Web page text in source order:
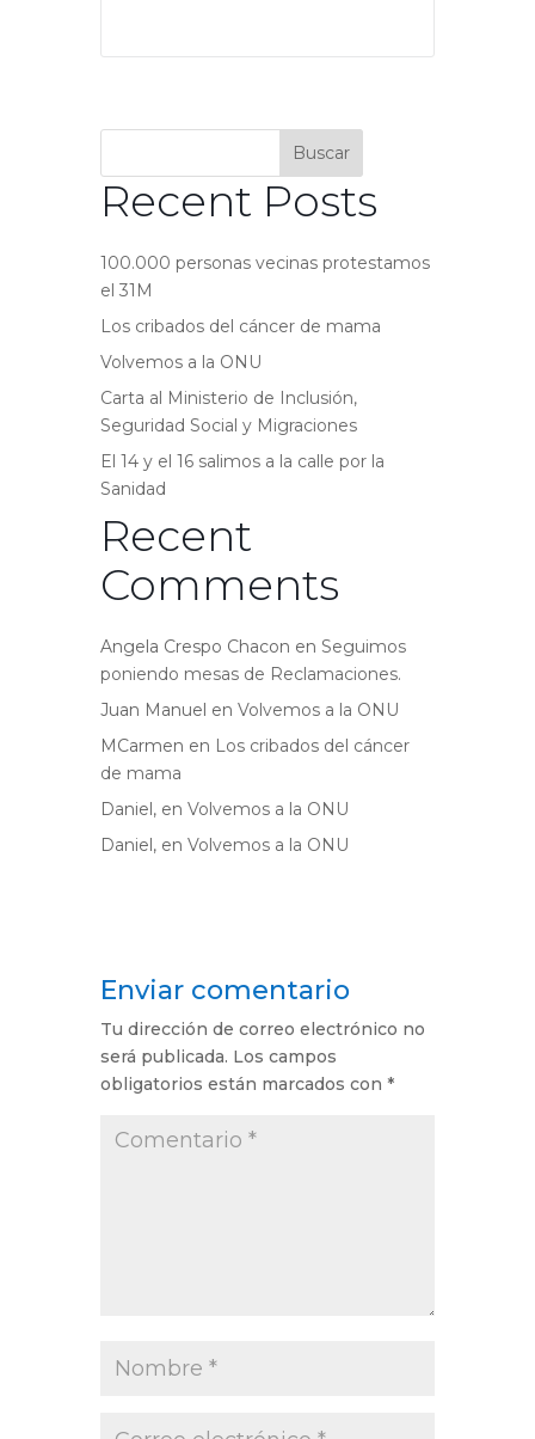
Buscar
Recent Posts
100.000 personas vecinas protestamos
el 31M
Los cribados del cáncer de mama
Volvemos a la ONU
Carta al Ministerio de Inclusión,
Seguridad Social y Migraciones
El 14 y el 16 salimos a la calle por la
Sanidad
Recent
Comments
Angela Crespo Chacon en Seguimos
poniendo mesas de Reclamaciones.
Juan Manuel en Volvemos a la ONU
MCarmen en Los cribados del cáncer
de mama
Daniel, en Volvemos a la ONU
Daniel, en Volvemos a la ONU
Enviar comentario
Tu dirección de correo electrónico no
será publicada. Los campos
obligatorios están marcados con *